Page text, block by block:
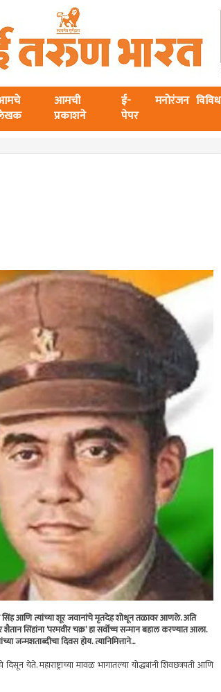
आमची
प्रकाशने
ई-
पेपर
मनोरंजन विविध
सिंह आणि त्यांच्या शूर जवानांचे मृतदेह शोधून तळावर आणले. अति
सिंहांना ‘परमवीर चक्र’ हा सर्वोच्च सन्मान बहाल करण्यात आला.
जन्मशताब्दीचा दिवस होय. त्यानिमित्ताने...
दिसून येते. महाराष्ट्राच्या मावळ भागातल्या योद्ध्यांनी शिवछत्रपती आणि